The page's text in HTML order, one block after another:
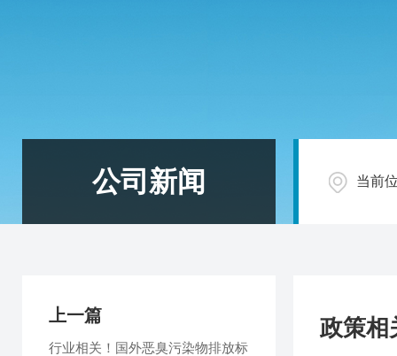
公司新闻 当前
政策相
上一篇
行业相关！国外恶臭污染物排放标